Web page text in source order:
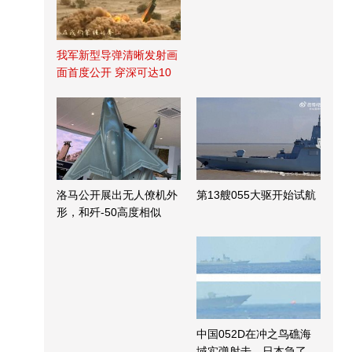
我军新型导弹清晰发射画
面首度公开 穿深可达10
洛马公开展出无人僚机外
形，和歼-50高度相似
第13艘055大驱开始试航
中国052D在冲之鸟礁海